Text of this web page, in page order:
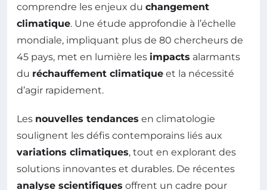
comprendre les enjeux du changement
climatique. Une étude approfondie à l’échelle
mondiale, impliquant plus de 80 chercheurs de
45 pays, met en lumière les impacts alarmants
du réchauffement climatique et la nécessité
d’agir rapidement.
Les nouvelles tendances en climatologie
soulignent les défis contemporains liés aux
variations climatiques, tout en explorant des
solutions innovantes et durables. De récentes
analyse scientifiques offrent un cadre pour